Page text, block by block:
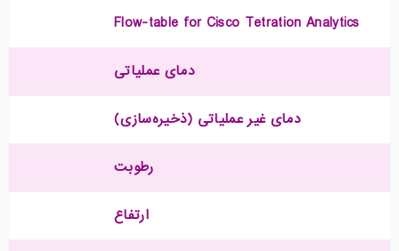
Flow-table for Cisco Tetration Analytics
دمای عملیاتی
دمای غیر عملیاتی (ذخیره‌سازی)
رطوبت
ارتفاع